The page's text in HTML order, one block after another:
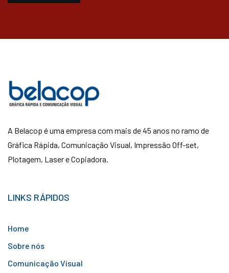
A Belacop é uma empresa com mais de 45 anos no ramo de
Gráfica Rápida, Comunicação Visual, Impressão Off-set,
Plotagem, Laser e Copiadora.
LINKS RÁPIDOS
Home
Sobre nós
Comunicação Visual